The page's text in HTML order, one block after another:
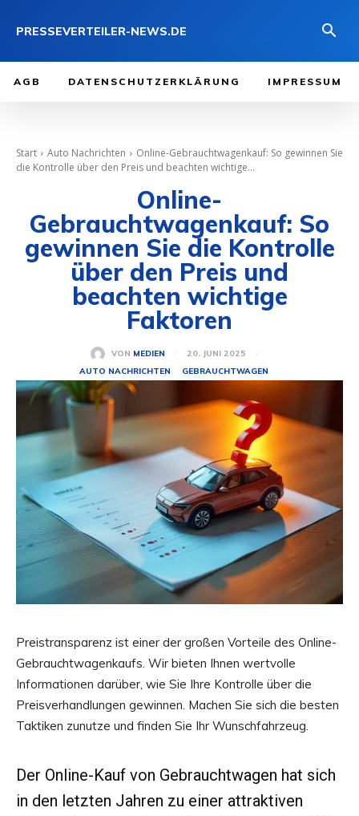
PRESSEVERTEILER-NEWS.DE
AGB DATENSCHUTZERKLÄRUNG IMPRESSUM
Start Auto Nachrichten
Online-Gebrauchtwagenkauf: So gewinnen Sie
die Kontrolle über den Preis und beachten wichtige...
Online-
Gebrauchtwagenkauf: So
gewinnen Sie die Kontrolle
über den Preis und
beachten wichtige
Faktoren
VON MEDIEN
20. JUNI 2025
AUTO NACHRICHTEN
GEBRAUCHTWAGEN
Preistransparenz ist einer der großen Vorteile des Online-
Gebrauchtwagenkaufs. Wir bieten Ihnen wertvolle
Informationen darüber, wie Sie Ihre Kontrolle über die
Preisverhandlungen gewinnen. Machen Sie sich die besten
Taktiken zunutze und finden Sie Ihr Wunschfahrzeug.
Der Online-Kauf von Gebrauchtwagen hat sich
in den letzten Jahren zu einer attraktiven